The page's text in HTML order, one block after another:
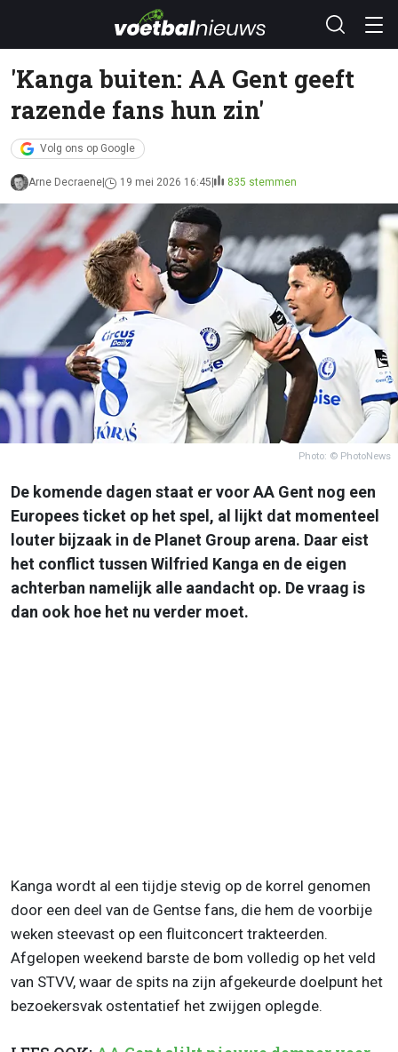
'Kanga buiten: AA Gent geeft
razende fans hun zin'
Volg ons op Google
Arne Decraene 19 mei 2026 16:45 835 stemmen
Photo: © PhotoNews
De komende dagen staat er voor AA Gent nog een
Europees ticket op het spel, al lijkt dat momenteel
louter bijzaak in de Planet Group arena. Daar eist
het conflict tussen Wilfried Kanga en de eigen
achterban namelijk alle aandacht op. De vraag is
dan ook hoe het nu verder moet.
Kanga wordt al een tijdje stevig op de korrel genomen
door een deel van de Gentse fans, die hem de voorbije
weken steevast op een fluitconcert trakteerden.
Afgelopen weekend barste de bom volledig op het veld
van STVV, waar de spits na zijn afgekeurde doelpunt het
bezoekersvak ostentatief het zwijgen oplegde.